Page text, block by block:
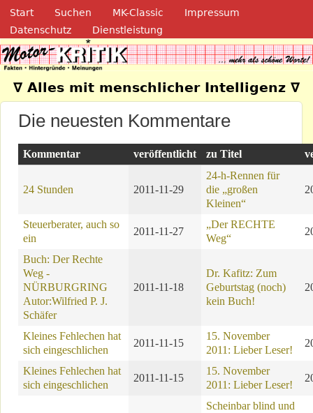
Direkt zum Inhalt
Navigation
Start Suchen MK-Classic
Impressum
Datenschutz
Dienstleistung
Motor-Kritik.de
∇ Alles mit menschlicher Intelligenz ∇
Die neuesten Kommentare
Kommentar veröffentlicht zu Titel
24 Stunden 2011-11-29
24-h-Rennen für
die „großen
Kleinen“
Steuerberater, auch so
ein
2011-11-27
„Der RECHTE
Weg“
Buch: Der Rechte
Weg -
NÜRBURGRING
Autor:Wilfried P. J.
Schäfer
2011-11-18
Dr. Kafitz: Zum
Geburtstag (noch)
kein Buch!
Kleines Fehlechen hat
sich eingeschlichen
2011-11-15
15. November
2011: Lieber Leser!
Kleines Fehlechen hat
sich eingeschlichen
2011-11-15
15. November
2011: Lieber Leser!
Scheinbar blind und